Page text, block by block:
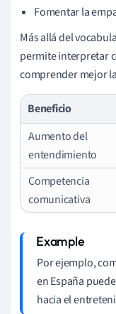
Fomentar la
Más allá del
permite interpretar
comprender mejor
Beneficio
Aumento del
entendimiento
Competencia
comunicativa
Por ejemplo,
en España
hacia el